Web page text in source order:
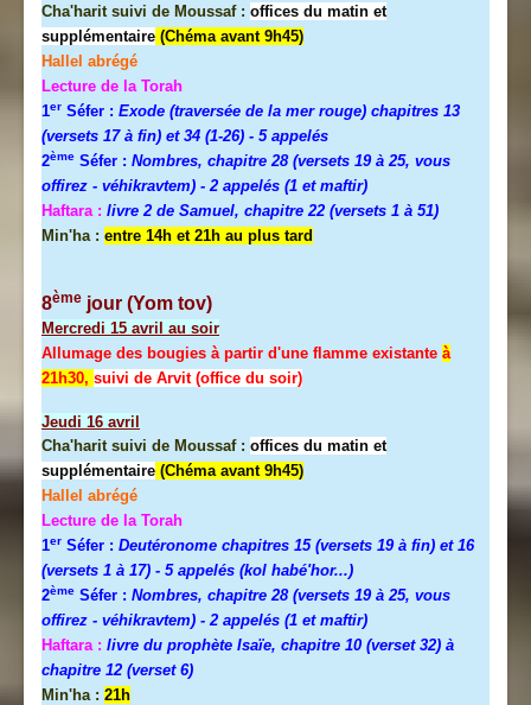
Cha'harit suivi de Moussaf : offices du matin et
supplémentaire (Chéma avant 9h45)
Hallel abrégé
Lecture de la Torah
1er Séfer : Exode (traversée de la mer rouge) chapitres 13
(versets 17 à fin) et 34 (1-26) - 5 appelés
2ème Séfer : Nombres, chapitre 28 (versets 19 à 25, vous
offirez - véhikravtem) - 2 appelés (1 et maftir)
Haftara : livre 2 de Samuel, chapitre 22 (versets 1 à 51)
Min'ha : entre 14h et 21h au plus tard
8ème jour (Yom tov)
Mercredi 15 avril au soir
Allumage des bougies à partir d'une flamme existante à
21h30, suivi de Arvit (office du soir)
Jeudi 16 avril
Cha'harit suivi de Moussaf : offices du matin et
supplémentaire (Chéma avant 9h45)
Hallel abrégé
Lecture de la Torah
1er Séfer : Deutéronome chapitres 15 (versets 19 à fin) et 16
(versets 1 à 17) - 5 appelés (kol habé'hor...)
2ème Séfer : Nombres, chapitre 28 (versets 19 à 25, vous
offirez - véhikravtem) - 2 appelés (1 et maftir)
Haftara : livre du prophète Isaïe, chapitre 10 (verset 32) à
chapitre 12 (verset 6)
Min'ha : 21h